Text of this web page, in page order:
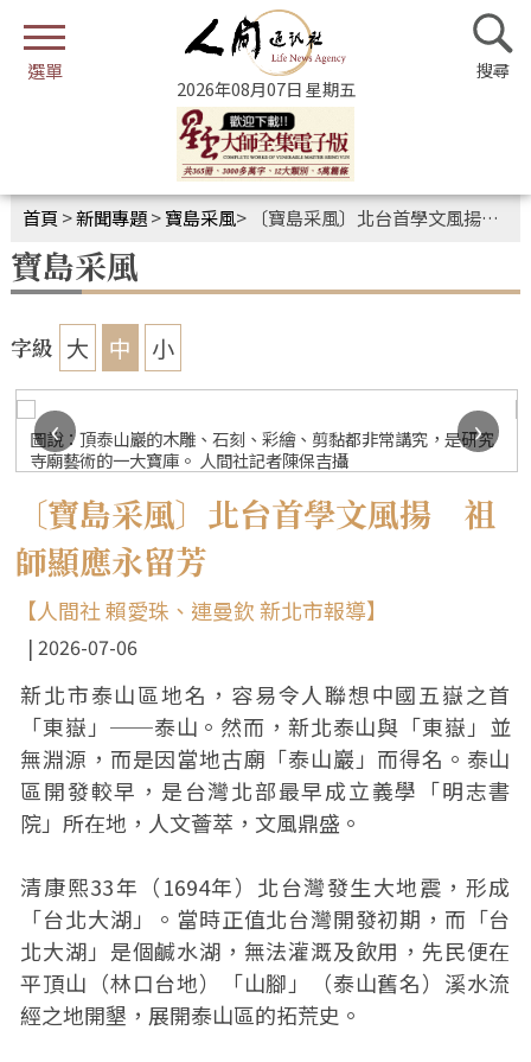
2026年08月07日 星期五
首頁 >新聞專題>寶島采風> 〔寶島采風〕北台首學文風揚 祖師顯應永留芳
寶島采風
字級 大 中 小
圖說：頂泰山巖的木雕、石刻、彩繪、剪黏都非常講究，是研究
寺廟藝術的一大寶庫。 人間社記者陳保吉攝
‹
›
〔寶島采風〕北台首學文風揚 祖
師顯應永留芳
【人間社 賴愛珠、連曼欽 新北市報導】
2026-07-06
新北市泰山區地名，容易令人聯想中國五嶽之首
「東嶽」──泰山。然而，新北泰山與「東嶽」並
無淵源，而是因當地古廟「泰山巖」而得名。泰山
區開發較早，是台灣北部最早成立義學「明志書
院」所在地，人文薈萃，文風鼎盛。
清康熙33年（1694年）北台灣發生大地震，形成
「台北大湖」。當時正值北台灣開發初期，而「台
北大湖」是個鹹水湖，無法灌溉及飲用，先民便在
平頂山（林口台地）「山腳」（泰山舊名）溪水流
經之地開墾，展開泰山區的拓荒史。